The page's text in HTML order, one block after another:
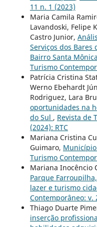
11 n. 1 (2023)
Maria Camila
Lavandoski, Felipe
Castro Junior,
Serviços dos Bares
Bairro Santa
Turismo
Patrícia Cristina
Werno Ebehardt
Rodriguez, Lara
oportunidades na
do Sul , Revista de
(2024): RTC
Mariana Cristina
Guimaro,
Turismo
Mariana Inocêncio
Parque
lazer e turismo
Contemporâneo: v.
Thiago Duarte
inserção